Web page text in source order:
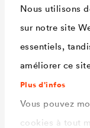
Nous utilisons
sur notre site
essentiels,
améliorer ce
Plus d'infos
Vous pouvez
cookies à tout
Rendement
Teintes